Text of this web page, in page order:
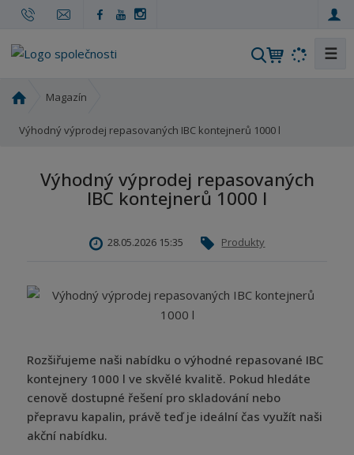
V
e
t
☰
o
a
Magazín
Výhodný výprodej repasovaných IBC kontejnerů 1000 l
Výhodný výprodej repasovaných
IBC kontejnerů 1000 l
28.05.2026 15:35 Produkty
Rozšiřujeme naši nabídku o výhodné repasované IBC
kontejnery 1000 l ve skvělé kvalitě. Pokud hledáte
cenově dostupné řešení pro skladování nebo
přepravu kapalin, právě teď je ideální čas využít naši
akční nabídku.